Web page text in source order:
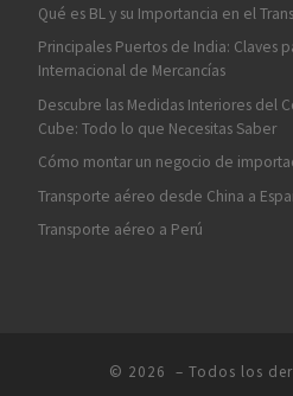
Qué es BL y su Importancia en el
Principales Puertos de India: Claves
Internacional de Mercancías
Descubre las Medidas Interiores del
Cube: Todo lo que Necesitas Saber
Cómo montar un negocio de
Transporte aéreo desde China a
Transporte aéreo a Perú
© 2026 – Todos los